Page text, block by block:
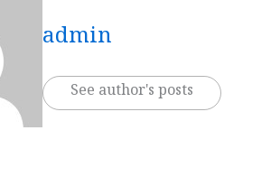
admin
See author's posts